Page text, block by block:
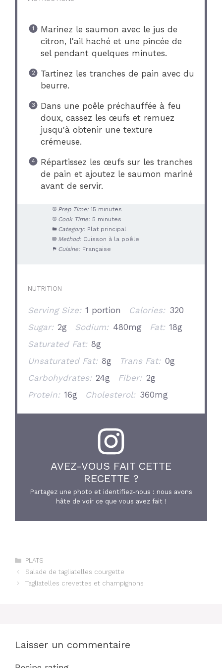
Marinez le saumon avec le jus de
citron, l'ail haché et une pincée de
sel pendant quelques minutes.
Tartinez les tranches de pain avec du
beurre.
Dans une poêle préchauffée à feu
doux, cassez les œufs et remuez
jusqu'à obtenir une texture
crémeuse.
Répartissez les œufs sur les tranches
de pain et ajoutez le saumon mariné
avant de servir.
Prep Time: 15 minutes
Cook Time: 5 minutes
Category: Plat principal
Method: Cuisson à la poêle
Cuisine: Française
NUTRITION
Serving Size: 1 portion Calories: 320
Sugar: 2g Sodium: 480mg Fat: 18g
Saturated Fat: 8g
Unsaturated Fat: 8g Trans Fat: 0g
Carbohydrates: 24g Fiber: 2g
Protein: 16g Cholesterol: 360mg
AVEZ-VOUS FAIT CETTE
RECETTE ?
Partagez une photo et identifiez-nous : nous avons
hâte de voir ce que vous avez fait !
Catégories
PLATS
Salade de tagliatelles courgette
Tagliatelles crevettes et champignons
Laisser un commentaire